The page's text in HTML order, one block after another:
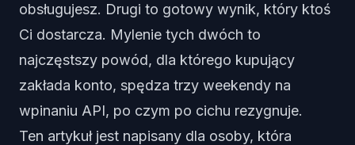
obsługujesz. Drugi to gotowy wynik, który ktoś
Ci dostarcza. Mylenie tych dwóch to
najczęstszy powód, dla którego kupujący
zakłada konto, spędza trzy weekendy na
wpinaniu API, po czym po cichu rezygnuje.
Ten artykuł jest napisany dla osoby, która